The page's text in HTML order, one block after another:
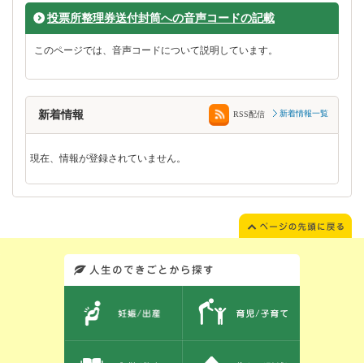
投票所整理券送付封筒への音声コードの記載
このページでは、音声コードについて説明しています。
新着情報 新着情報一覧
RSS配信
現在、情報が登録されていません。